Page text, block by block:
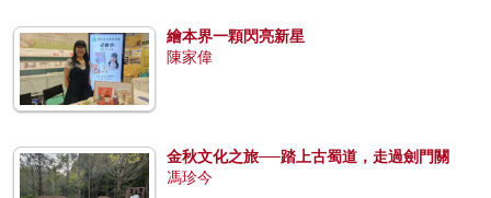
繪本界一顆閃亮新星
陳家偉
金秋文化之旅──踏上古蜀道，走過劍門關
馮珍今